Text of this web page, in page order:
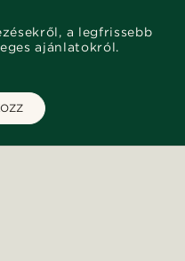
a legfrissebb
ajánlatokról.